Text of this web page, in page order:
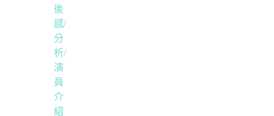
後
感/
分
析/
演
員
介
紹